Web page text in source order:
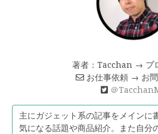
著者：Tacchan → プ
お仕事依頼 → お
＠
主にガジェット系の記事をメインに
気になる話題や商品紹介。また自分